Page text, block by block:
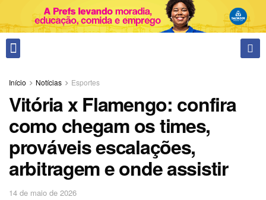
Início Notícias Esportes
Vitória x Flamengo: confira
como chegam os times,
prováveis escalações,
arbitragem e onde assistir
14 de maio de 2026